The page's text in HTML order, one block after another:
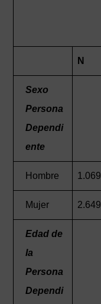
N
Sexo
Persona
Dependi
ente
Hombre 1.069
Mujer 2.649
Edad de
la
Persona
Dependi